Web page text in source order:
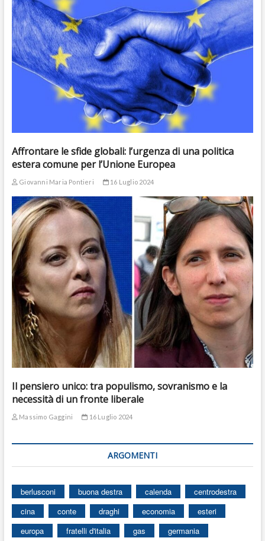
Affrontare le sfide globali: l’urgenza di una politica
estera comune per l’Unione Europea
Giovanni Maria Pontieri 16 Luglio 2024
Il pensiero unico: tra populismo, sovranismo e la
necessità di un fronte liberale
Massimo Gaggini 16 Luglio 2024
ARGOMENTI
berlusconi buona destra calenda
centrodestra
cina
conte draghi economia
esteri
europa
fratelli d'italia gas
germania